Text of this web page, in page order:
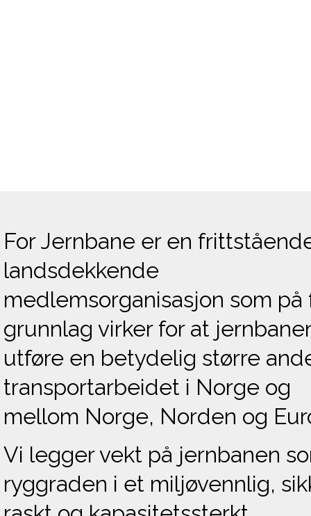
For Jernbane er en
landsdekkende
medlemsorganisasjon som
grunnlag virker for at
utføre en betydelig større
transportarbeidet i Norge og
mellom Norge, Norden og
Vi legger vekt på jernbanen
ryggraden i et miljøvennlig,